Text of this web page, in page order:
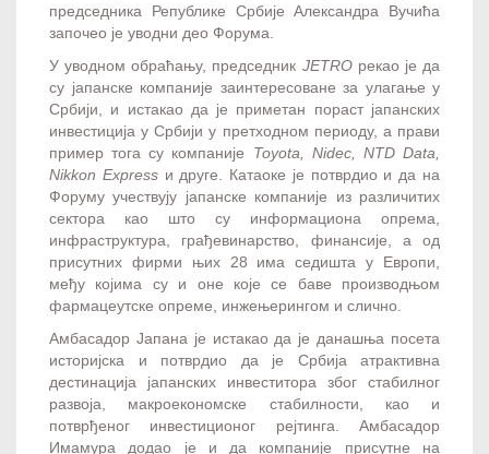
председника Републике Србије Александра Вучића
започео је уводни део Форума.
У уводном обраћању, председник ЈЕТRОрекао је да
су јапанске компаније заинтересоване за улагање у
Србији, и истакао да је приметан пораст јапанских
инвестиција у Србији у претходном периоду, а прави
пример тога су компаније Toyota, Nidec, NTD Data,
Nikkon Expressи друге. Катаоке је потврдио и да на
Форуму учествују јапанске компаније из различитих
сектора као што су информациона опрема,
инфраструктура, грађевинарство, финансије, а од
присутних фирми њих 28 има седишта у Европи,
међу којима су и оне које се баве производњом
фармацеутске опреме, инжењерингом и слично.
Амбасадор Јапана је истакао да је данашња посета
историјска и потврдио да је Србија атрактивна
дестинација јапанских инвеститора због стабилног
развоја, макроекономске стабилности, као и
потврђеног инвестиционог рејтинга. Амбасадор
Имамура додао је и да компаније присутне на